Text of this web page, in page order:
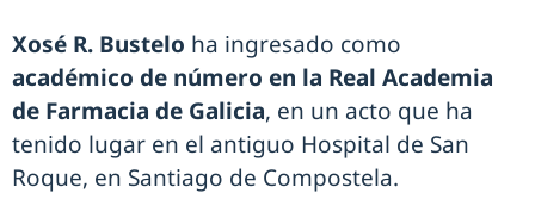
Xosé R. Bustelo ha ingresado como
académico de número en la Real Academia
de Farmacia de Galicia, en un acto que ha
tenido lugar en el antiguo Hospital de San
Roque, en Santiago de Compostela.